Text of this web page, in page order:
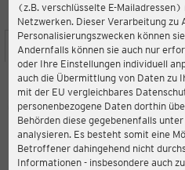
(z.B. verschlüsselte E-
Netzwerken. Dieser Verarbeitung zu
Personalisierungszwecken können
Andernfalls können sie auch nur
oder Ihre Einstellungen individuell
auch die Übermittlung von Daten zu
mit der EU vergleichbares
personenbezogene Daten dorthin
Behörden diese gegebenenfalls
analysieren. Es besteht somit eine
Betroffener dahingehend nicht
Informationen - insbesondere auch
4,4
STANDORT SERVICES
Ernsting's family
Hofstraße 1, 74722